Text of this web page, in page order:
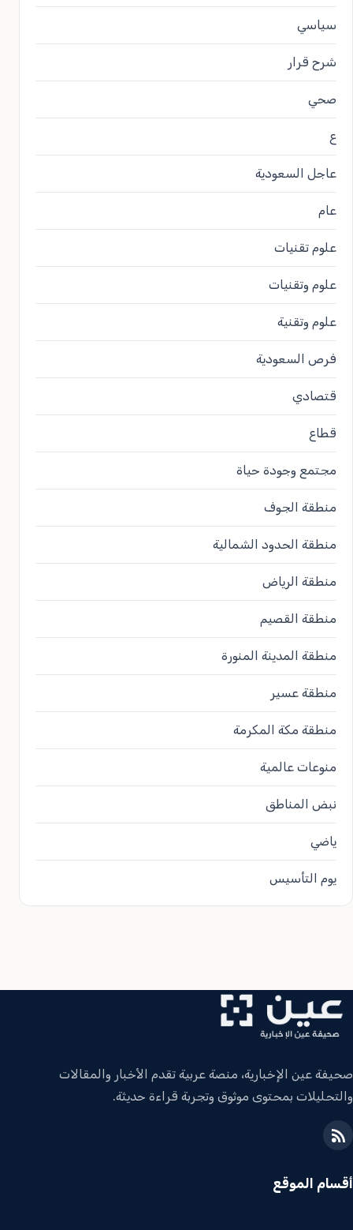
سياسي
شرح قرار
صحي
ع
عاجل السعودية
عام
علوم تقنيات
علوم وتقنيات
علوم وتقنية
فرص السعودية
قتصادي
قطاع
مجتمع وجودة حياة
منطقة الجوف
منطقة الحدود الشمالية
منطقة الرياض
منطقة القصيم
منطقة المدينة المنورة
منطقة عسير
منطقة مكة المكرمة
منوعات عالمية
نبض المناطق
ياضي
يوم التأسيس
صحيفة عين الإخبارية، منصة عربية تقدم الأخبار والمقالات
والتحليلات بمحتوى موثوق وتجربة قراءة حديثة.
أقسام الموقع